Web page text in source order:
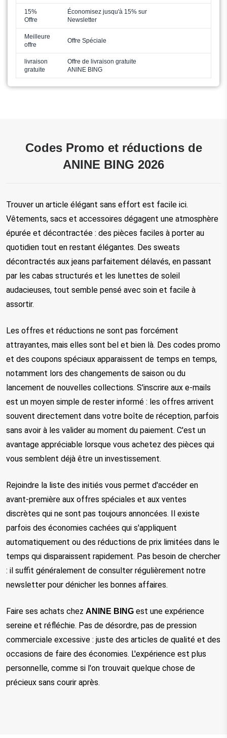
15%
Offre
Économisez jusqu'à 15% sur
Newsletter
Meilleure
offre
Offre Spéciale
livraison
gratuite
Offre de livraison gratuite
ANINE BING
Codes Promo et réductions de
ANINE BING 2026
Trouver un article élégant sans effort est facile ici.
Vêtements, sacs et accessoires dégagent une atmosphère
épurée et décontractée : des pièces faciles à porter au
quotidien tout en restant élégantes. Des sweats
décontractés aux jeans parfaitement délavés, en passant
par les cabas structurés et les lunettes de soleil
audacieuses, tout semble pensé avec soin et facile à
assortir.
Les offres et réductions ne sont pas forcément
attrayantes, mais elles sont bel et bien là. Des codes promo
et des coupons spéciaux apparaissent de temps en temps,
notamment lors des changements de saison ou du
lancement de nouvelles collections. S'inscrire aux e-mails
est un moyen simple de rester informé : les offres arrivent
souvent directement dans votre boîte de réception, parfois
sans avoir à les valider au moment du paiement. C'est un
avantage appréciable lorsque vous achetez des pièces qui
vous semblent déjà être un investissement.
Rejoindre la liste des initiés vous permet d'accéder en
avant-première aux offres spéciales et aux ventes
discrètes qui ne sont pas toujours annoncées. Il existe
parfois des économies cachées qui s'appliquent
automatiquement ou des réductions de prix limitées dans le
temps qui disparaissent rapidement. Pas besoin de chercher
: il suffit généralement de consulter régulièrement notre
newsletter pour dénicher les bonnes affaires.
Faire ses achats chez ANINE BING est une expérience
sereine et réfléchie. Pas de désordre, pas de pression
commerciale excessive : juste des articles de qualité et des
occasions de faire des économies. L'expérience est plus
personnelle, comme si l'on trouvait quelque chose de
précieux sans courir après.